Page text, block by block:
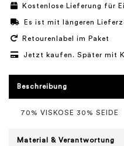
Kostenlose Lieferung für
Es ist mit längeren
Retourenlabel im Paket
Jetzt kaufen. Später mit
Beschreibung
70% VISKOSE 30% SEIDE
Material & Verantwortung